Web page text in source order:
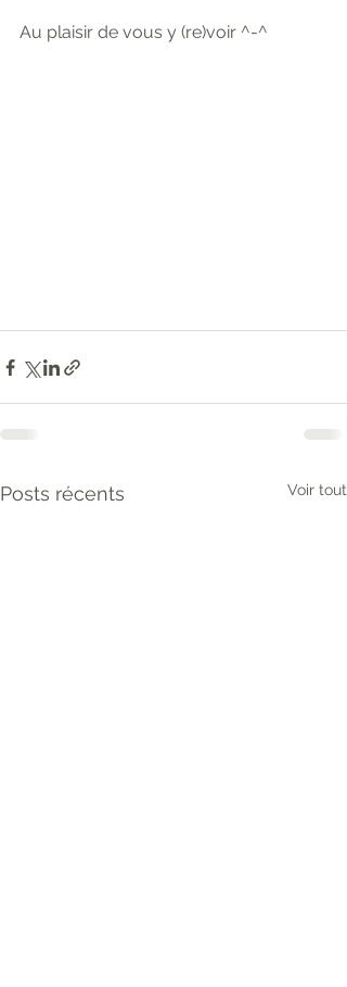
Au plaisir de vous y (re)voir ^-^
Posts récents Voir tout